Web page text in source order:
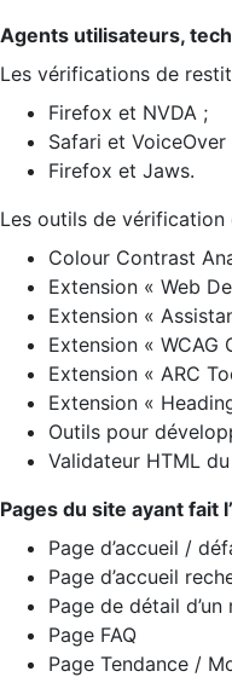
Agents utilisateurs,
Les vérifications de
Firefox et NVDA ;
Safari et VoiceOver
Firefox et Jaws.
Les outils de
Colour Contrast
Extension « Web
Extension «
Extension « WCAG
Extension « ARC
Extension «
Outils pour
Validateur HTML
Pages du site ayant fait
Page d’accueil /
Page d’accueil
Page de détail d’un
Page FAQ
Page Tendance /